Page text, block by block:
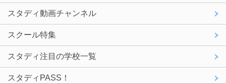
スタディ動画チャンネル
スクール特集
スタディ注目の学校一覧
スタディPASS！